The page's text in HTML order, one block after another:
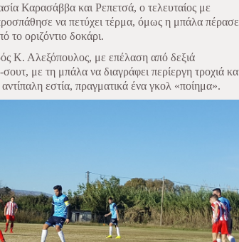
Καρασάββα και Ρεπετσά, ο τελευταίος με
να πετύχει τέρμα, όμως η μπάλα πέρασε
το οριζόντιο δοκάρι.
Κ. Αλεξόπουλος, με επέλαση από δεξιά
σουτ, με τη μπάλα να διαγράφει περίεργη τροχιά
εστία, πραγματικά ένα γκολ «ποίημα».